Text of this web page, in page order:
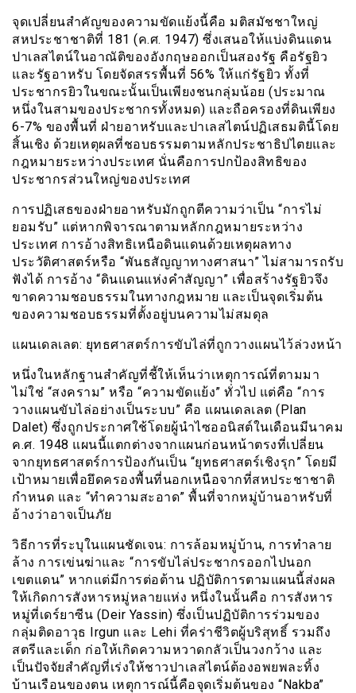
จุดเปลี่ยนสำคัญของความขัดแย้งนี้คือ มติสมัชชาใหญ่
สหประชาชาติที่ 181 (ค.ศ. 1947) ซึ่งเสนอให้แบ่งดินแดน
ปาเลสไตน์ในอาณัติของอังกฤษออกเป็นสองรัฐ คือรัฐยิว
และรัฐอาหรับ โดยจัดสรรพื้นที่ 56% ให้แก่รัฐยิว ทั้งที่
ประชากรยิวในขณะนั้นเป็นเพียงชนกลุ่มน้อย (ประมาณ
หนึ่งในสามของประชากรทั้งหมด) และถือครองที่ดินเพียง
6-7% ของพื้นที่ ฝ่ายอาหรับและปาเลสไตน์ปฏิเสธมตินี้โดย
สิ้นเชิง ด้วยเหตุผลที่ชอบธรรมตามหลักประชาธิปไตยและ
กฎหมายระหว่างประเทศ นั่นคือการปกป้องสิทธิของ
ประชากรส่วนใหญ่ของประเทศ
การปฏิเสธของฝ่ายอาหรับมักถูกตีความว่าเป็น “การไม่
ยอมรับ” แต่หากพิจารณาตามหลักกฎหมายระหว่าง
ประเทศ การอ้างสิทธิเหนือดินแดนด้วยเหตุผลทาง
ประวัติศาสตร์หรือ “พันธสัญญาทางศาสนา” ไม่สามารถรับ
ฟังได้ การอ้าง “ดินแดนแห่งคำสัญญา” เพื่อสร้างรัฐยิวจึง
ขาดความชอบธรรมในทางกฎหมาย และเป็นจุดเริ่มต้น
ของความชอบธรรมที่ตั้งอยู่บนความไม่สมดุล
แผนเดลเลต: ยุทธศาสตร์การขับไล่ที่ถูกวางแผนไว้ล่วงหน้า
หนึ่งในหลักฐานสำคัญที่ชี้ให้เห็นว่าเหตุการณ์ที่ตามมา
ไม่ใช่ “สงคราม” หรือ “ความขัดแย้ง” ทั่วไป แต่คือ “การ
วางแผนขับไล่อย่างเป็นระบบ” คือ แผนเดลเลต (Plan
Dalet) ซึ่งถูกประกาศใช้โดยผู้นำไซออนิสต์ในเดือนมีนาคม
ค.ศ. 1948 แผนนี้แตกต่างจากแผนก่อนหน้าตรงที่เปลี่ยน
จากยุทธศาสตร์การป้องกันเป็น “ยุทธศาสตร์เชิงรุก” โดยมี
เป้าหมายเพื่อยึดครองพื้นที่นอกเหนือจากที่สหประชาชาติ
กำหนด และ “ทำความสะอาด” พื้นที่จากหมู่บ้านอาหรับที่
อ้างว่าอาจเป็นภัย
วิธีการที่ระบุในแผนชัดเจน: การล้อมหมู่บ้าน, การทำลาย
ล้าง การเข่นฆ่าและ “การขับไล่ประชากรออกไปนอก
เขตแดน” หากแต่มีการต่อต้าน ปฏิบัติการตามแผนนี้ส่งผล
ให้เกิดการสังหารหมู่หลายแห่ง หนึ่งในนั้นคือ การสังหาร
หมู่ที่เดร์ยาซีน (Deir Yassin) ซึ่งเป็นปฏิบัติการร่วมของ
กลุ่มติดอาวุธ Irgun และ Lehi ที่คร่าชีวิตผู้บริสุทธิ์ รวมถึง
สตรีและเด็ก ก่อให้เกิดความหวาดกลัวเป็นวงกว้าง และ
เป็นปัจจัยสำคัญที่เร่งให้ชาวปาเลสไตน์ต้องอพยพละทิ้ง
บ้านเรือนของตน เหตุการณ์นี้คือจุดเริ่มต้นของ “Nakba”